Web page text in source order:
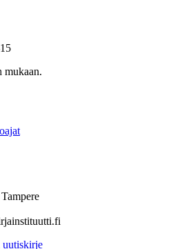
mukaan.
uutiskirje